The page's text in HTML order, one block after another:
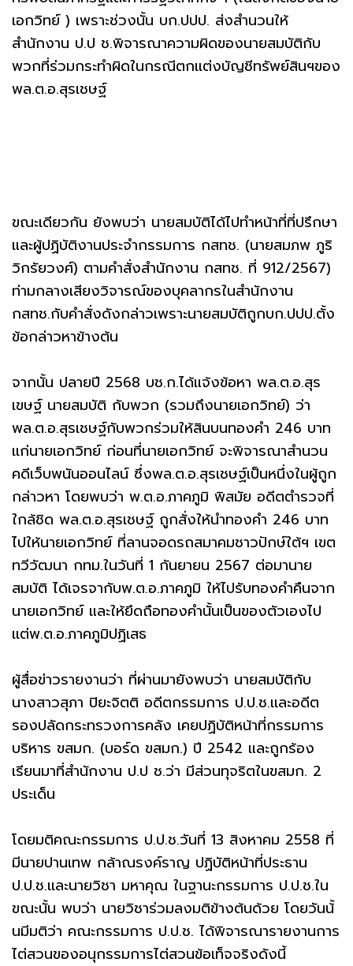
เอกวิทย์ ) เพราะช่วงนั้น บก.ปปป. ส่งสำนวนให้
สำนักงาน ป.ป ช.พิจารณาความผิดของนายสมบัติกับ
พวกที่ร่วมกระทำผิดในกรณีตกเเต่งบัญชีทรัพย์สินฯของ
พล.ต.อ.สุรเชษฐ์
ขณะเดียวกัน ยังพบว่า นายสมบัติได้ไปทำหน้าที่ที่ปรึกษา
และผู้ปฏิบัติงานประจำกรรมการ กสทช. (นายสมภพ ภูริ
วิกรัยวงศ์) ตามคำสั่งสำนักงาน กสทช. ที่ 912/2567)
ท่ามกลางเสียงวิจารณ์ของบุคลากรในสำนักงาน
กสทช.กับคำสั่งดังกล่าวเพราะนายสมบัติถูกบก.ปปป.ตั้ง
ข้อกล่าวหาข้างต้น
จากนั้น ปลายปี 2568 บช.ก.ได้แจ้งข้อหา พล.ต.อ.สุร
เขษฐ์ นายสมบัติ กับพวก (รวมถึงนายเอกวิทย์) ว่า
พล.ต.อ.สุรเชษฐ์กับพวกร่วมให้สินบนทองคำ 246 บาท
เเก่นายเอกวิทย์ ก่อนที่นายเอกวิทย์ จะพิจารณาสำนวน
คดีเว็บพนันออนไลน์ ซึ่งพล.ต.อ.สุรเชษฐ์เป็นหนึ่งในผู้ถูก
กล่าวหา โดยพบว่า พ.ต.อ.ภาคภูมิ พิสมัย อดีตตำรวจที่
ใกล้ชิด พล.ต.อ.สุรเชษฐ์ ถูกสั่งให้นำทองคำ 246 บาท
ไปให้นายเอกวิทย์ ที่ลานจอดรถสมาคมชาวปักษ์ใต้ฯ เขต
ทวีวัฒนา กทม.ในวันที่ 1 กันยายน 2567 ต่อมานาย
สมบัติ ได้เจรจากับพ.ต.อ.ภาคภูมิ ให้ไปรับทองคำคืนจาก
นายเอกวิทย์ และให้ยึดถือทองคำนั้นเป็นของตัวเองไป
เเต่พ.ต.อ.ภาคภูมิปฏิเสธ
ผู้สื่อข่าวรายงานว่า ที่ผ่านมายังพบว่า นายสมบัติกับ
นางสาวสุภา ปิยะจิตติ อดีตกรรมการ ป.ป.ช.เเละอดีต
รองปลัดกระทรวงการคลัง เคยปฏิบัติหน้าที่กรรมการ
บริหาร ขสมก. (บอร์ด ขสมก.) ปี 2542 และถูกร้อง
เรียนมาที่สำนักงาน ป.ป ช.ว่า มีส่วนทุจริตในขสมก. 2
ประเด็น
โดยมติคณะกรรมการ ป.ป.ช.วันที่ 13 สิงหาคม 2558 ที่
มีนายปานเทพ กล้าณรงค์ราญ ปฏิบัติหน้าที่ประธาน
ป.ป.ช.เเละนายวิชา มหาคุณ ในฐานะกรรมการ ป.ป.ช.ใน
ขณะนั้น พบว่า นายวิชาร่วมลงมติข้างต้นด้วย โดยวันน้้
นมีมติว่า คณะกรรมการ ป.ป.ช. ได้พิจารณารายงานการ
ไต่สวนของอนุกรรมการไต่สวนข้อเท็จจริงดังนี้